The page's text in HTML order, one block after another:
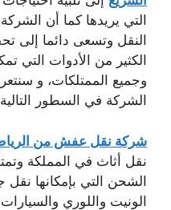
التي يريدها كما أن
النقل وتسعى دائما إلى
الكثير من الأدوات التي
وجميع الممتلكات، و
الشركة في السطور
شركة نقل عفش من
نقل أثاث في المملكة
الشحن التي بإمكانها
الونيت واللوري